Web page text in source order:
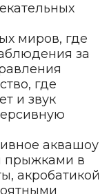
миров, где
за
где
и звук
аквашоу
прыжками в
акробатикой